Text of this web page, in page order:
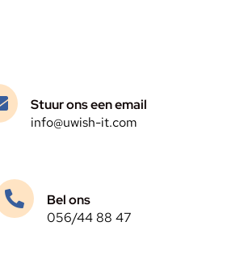
Stuur ons een email
info@uwish-it.com
Bel ons
056/44 88 47